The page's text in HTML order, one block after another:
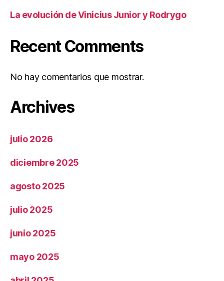
La evolución de Vinicius Junior y Rodrygo
Recent Comments
No hay comentarios que mostrar.
Archives
julio 2026
diciembre 2025
agosto 2025
julio 2025
junio 2025
mayo 2025